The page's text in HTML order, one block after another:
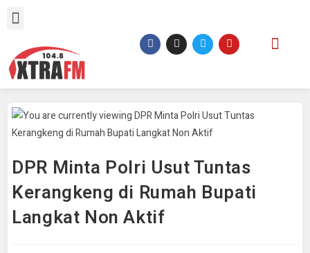
DPR Minta Polri Usut Tuntas
Kerangkeng di Rumah Bupati
Langkat Non Aktif